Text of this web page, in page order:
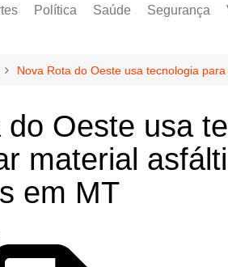
Política Saúde Segurança
Nova Rota do Oeste usa tecnologia
do Oeste usa
material
em MT